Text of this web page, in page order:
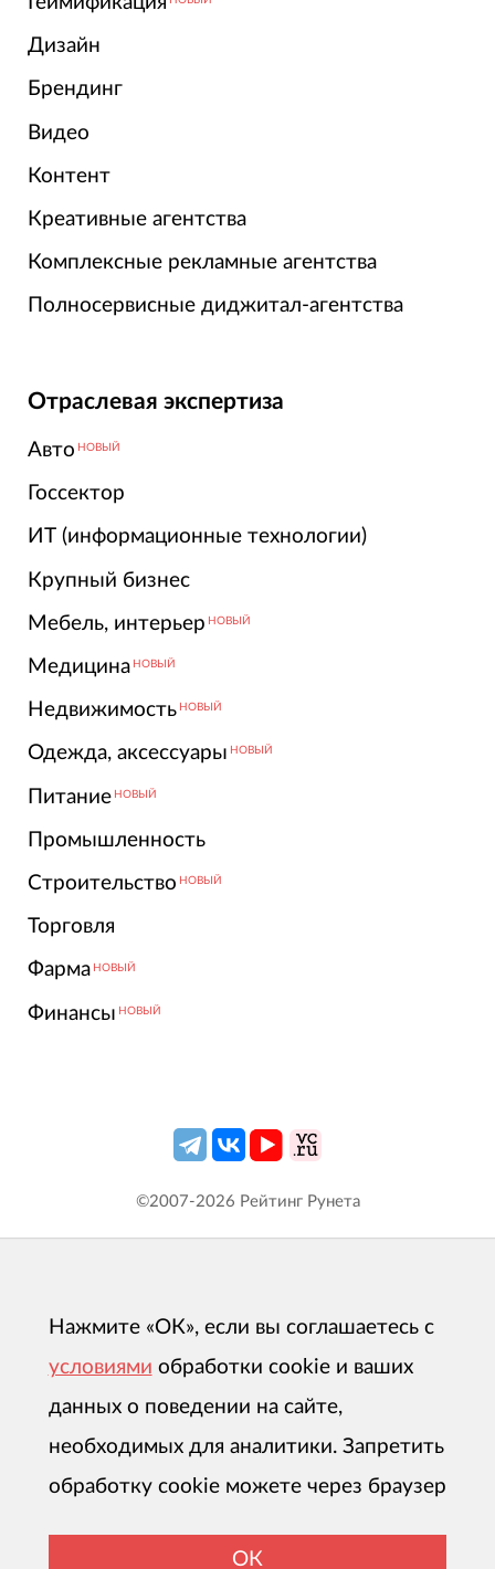
Дизайн
Брендинг
Видео
Контент
Креативные агентства
Комплексные рекламные агентства
Полносервисные диджитал-агентства
Отраслевая экспертиза
Авто НОВЫЙ
Госсектор
ИТ (информационные технологии)
Крупный бизнес
Мебель, интерьер НОВЫЙ
Медицина НОВЫЙ
Недвижимость НОВЫЙ
Одежда, аксессуары НОВЫЙ
Питание НОВЫЙ
Промышленность
Строительство НОВЫЙ
Торговля
Фарма НОВЫЙ
Финансы НОВЫЙ
©2007-2026 Рейтинг Рунета
Нажмите «ОК», если вы соглашаетесь с
условиями обработки cookie и ваших
данных о поведении на сайте,
необходимых для аналитики. Запретить
обработку cookie можете через браузер
ОК